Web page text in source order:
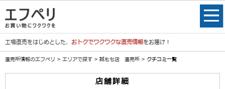
工場直売をはじめとした、 おトクでワクワクな直売情報をお届け！
直売所情報のエフペリ > エリアで探す > 誠もち店 直売所 > クチコミ一覧
店舗詳細